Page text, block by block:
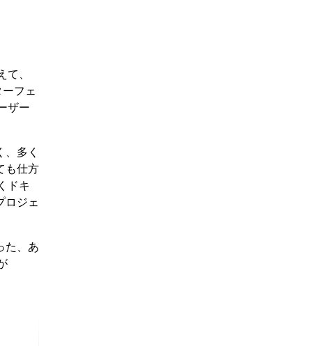
、
フェ
ザー
多く
も仕方
ドキ
ロジェ
た、あ